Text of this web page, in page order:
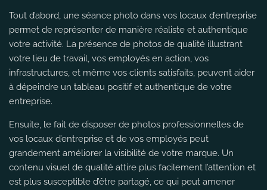
Tout d’abord, une séance photo dans vos locaux d’entreprise
permet de représenter de manière réaliste et authentique
votre activité. La présence de photos de qualité illustrant
votre lieu de travail, vos employés en action, vos
infrastructures, et même vos clients satisfaits, peuvent aider
à dépeindre un tableau positif et authentique de votre
entreprise.
Ensuite, le fait de disposer de photos professionnelles de
vos locaux d’entreprise et de vos employés peut
grandement améliorer la visibilité de votre marque. Un
contenu visuel de qualité attire plus facilement l’attention et
est plus susceptible d’être partagé, ce qui peut amener